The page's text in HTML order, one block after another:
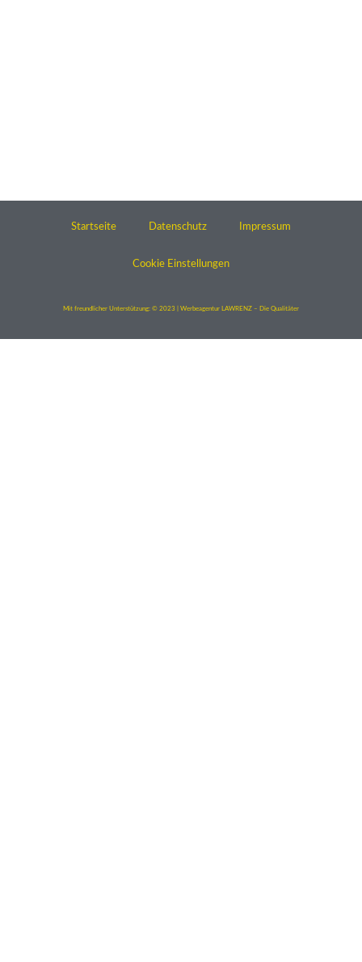
Startseite Datenschutz Impressum
Cookie Einstellungen
Mit freundlicher Unterstützung: © 2023 | Werbeagentur LAWRENZ – Die Qualitäter